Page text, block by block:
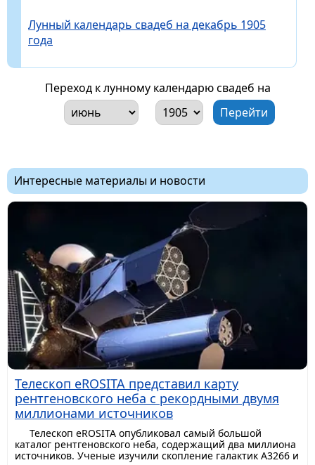
Лунный календарь свадеб на декабрь 1905
года
Переход к лунному календарю свадеб на
Интересные материалы и новости
Телескоп eROSITA представил карту
рентгеновского неба с рекордными двумя
миллионами источников
Телескоп eROSITA опубликовал самый большой
каталог рентгеновского неба, содержащий два миллиона
источников. Ученые изучили скопление галактик A3266 и